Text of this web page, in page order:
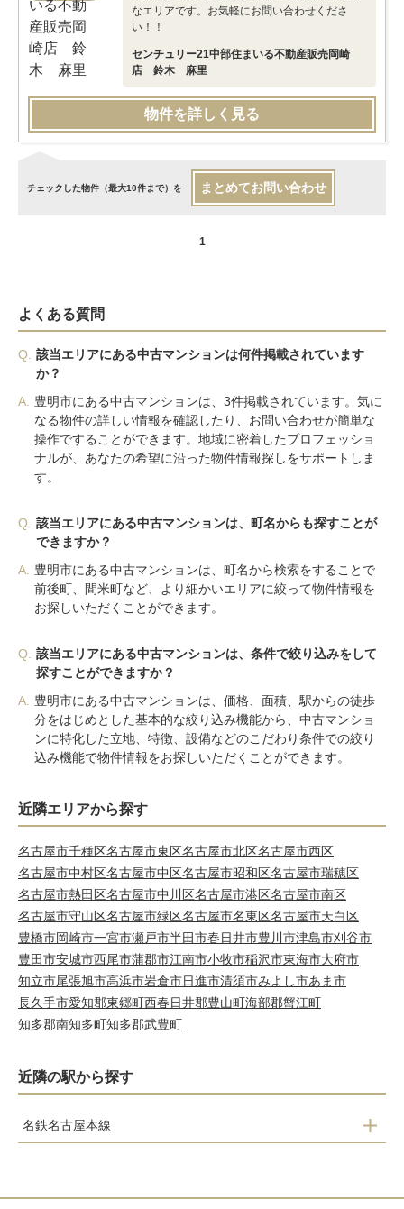
なエリアです。お気軽にお問い合わせくださ
い！！
センチュリー21中部住まいる不動産販売岡崎
店 鈴木 麻里
物件を詳しく見る
チェックした物件（最大10件まで）を まとめてお問い合わせ
1
よくある質問
Q.
該当エリアにある中古マンションは何件掲載されています
か？
A.
豊明市にある中古マンションは、3件掲載されています。気に
なる物件の詳しい情報を確認したり、お問い合わせが簡単な
操作ですることができます。地域に密着したプロフェッショ
ナルが、あなたの希望に沿った物件情報探しをサポートしま
す。
Q.
該当エリアにある中古マンションは、町名からも探すことが
できますか？
A.
豊明市にある中古マンションは、町名から検索をすることで
前後町、間米町など、より細かいエリアに絞って物件情報を
お探しいただくことができます。
Q.
該当エリアにある中古マンションは、条件で絞り込みをして
探すことができますか？
A.
豊明市にある中古マンションは、価格、面積、駅からの徒歩
分をはじめとした基本的な絞り込み機能から、中古マンショ
ンに特化した立地、特徴、設備などのこだわり条件での絞り
込み機能で物件情報をお探しいただくことができます。
近隣エリアから探す
名古屋市千種区名古屋市東区名古屋市北区名古屋市西区
名古屋市中村区名古屋市中区名古屋市昭和区名古屋市瑞穂区
名古屋市熱田区名古屋市中川区名古屋市港区名古屋市南区
名古屋市守山区名古屋市緑区名古屋市名東区名古屋市天白区
豊橋市岡崎市一宮市瀬戸市半田市春日井市豊川市津島市刈谷市
豊田市安城市西尾市蒲郡市江南市小牧市稲沢市東海市大府市
知立市尾張旭市高浜市岩倉市日進市清須市みよし市あま市
長久手市愛知郡東郷町西春日井郡豊山町海部郡蟹江町
知多郡南知多町知多郡武豊町
近隣の駅から探す
名鉄名古屋本線
前後駅